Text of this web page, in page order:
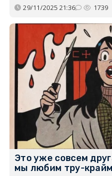
29/11/2025 21:36 1739
Это уже совсем
мы любим тру-крайм